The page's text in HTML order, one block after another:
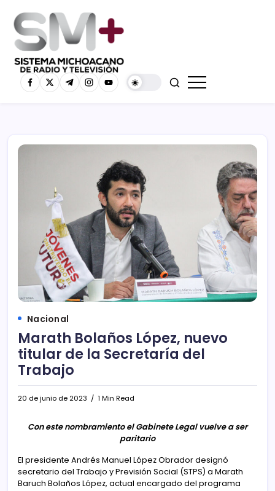
Nacional
Marath Bolaños López, nuevo
titular de la Secretaría del
Trabajo
20 de junio de 2023 1 Min Read
Con este nombramiento el Gabinete Legal vuelve a ser
paritario
El presidente Andrés Manuel López Obrador designó
secretario del Trabajo y Previsión Social (STPS) a Marath
Baruch Bolaños López, actual encargado del programa